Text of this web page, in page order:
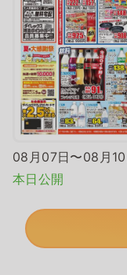
08月07日〜08月
本日公開